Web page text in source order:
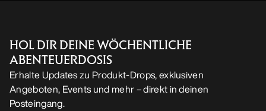
HOL DIR DEINE WÖCHENTLICHE
ABENTEUERDOSIS
Erhalte Updates zu Produkt-Drops, exklusiven
Angeboten, Events und mehr – direkt in deinen
Posteingang.